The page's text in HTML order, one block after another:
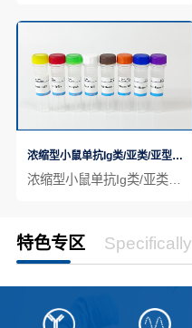
浓缩型小鼠单抗Ig类/亚类/亚型鉴定用酶标二抗套装（8种）
浓缩型小鼠单抗Ig类/亚类/亚型鉴定用酶标二抗套装（8种）详细
特色专区 Specifically